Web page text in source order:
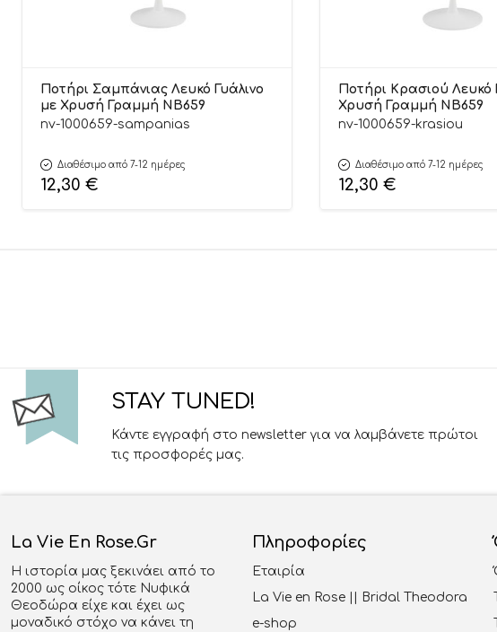
Ποτήρι Σαμπάνιας Λευκό Γυάλινο
με Χρυσή Γραμμή ΝΒ659
nv-1000659-sampanias
Διαθέσιμο από 7-12 ημέρες
12,30 €
Ποτήρι Κρασιού Λευκό
Χρυσή Γραμμή ΝΒ659
nv-1000659-krasiou
Διαθέσιμο από 7-12 ημέρες
12,30 €
STAY TUNED!
Κάντε εγγραφή στο newsletter για να λαμβάνετε πρώτοι
τις προσφορές μας.
La Vie En Rose.gr
Η ιστορία μας ξεκινάει από το
2000 ως οίκος τότε Νυφικά
Θεοδώρα είχε και έχει ως
μοναδικό στόχο να κάνει τη
Πληροφορίες
Εταιρία
La Vie en Rose || Bridal Theodora
e-shop